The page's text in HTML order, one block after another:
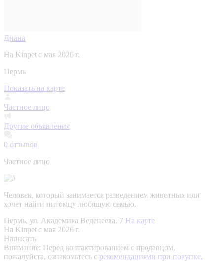
Диана
На Kinpet c мая 2026 г.
Пермь
Показать на карте
Частное лицо
Другие объявления
0 отзывов
Частное лицо
Человек, который занимается разведением животных или
хочет найти питомцу любящую семью.
Пермь, ул. Академика Веденеева, 7 На карте
На Kinpet c мая 2026 г.
Написать
Внимание: Перед контактированием с продавцом,
пожалуйста, ознакомьтесь с рекомендациями при покупке.